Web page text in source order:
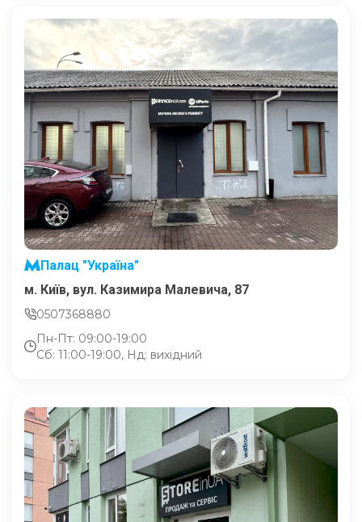
Палац "Україна"
м. Київ, вул. Казимира Малевича, 87
0507368880
Пн-Пт: 09:00-19:00
Сб: 11:00-19:00, Нд: вихідний